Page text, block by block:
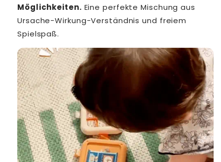
Möglichkeiten. Eine perfekte Mischung aus
Ursache-Wirkung-Verständnis und freiem
Spielspaß.